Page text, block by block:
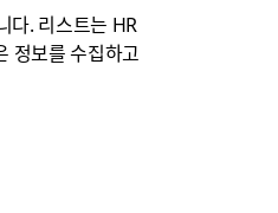
다. 리스트는 HR
정보를 수집하고